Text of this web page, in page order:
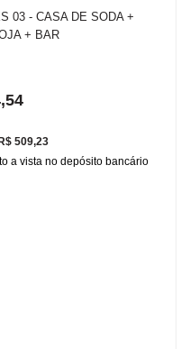
03 - CASA DE SODA +
+ BAR
509,23
a vista no depósito bancário